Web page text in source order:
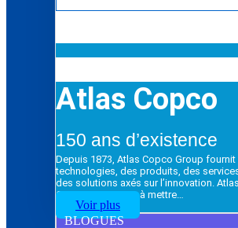
Atlas Copco
150 ans d’existence
Depuis 1873, Atlas Copco Group fournit
technologies, des produits, des
des solutions axés sur l’innovation. Atlas
Copco Group vise à mettre…
Voir plus
BLOGUES